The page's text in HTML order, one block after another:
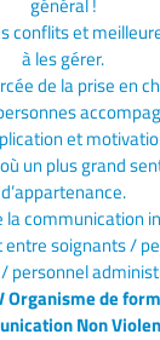
conflits et
à les gérer.
de la prise en
et
un plus grand
d’appartenance.
la communication
soignants /
personnel
Organisme de
Non